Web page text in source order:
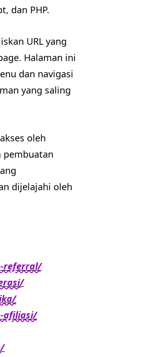
dan PHP.
URL yang
Halaman ini
dan navigasi
yang saling
oleh
pembuatan
dijelajahi oleh
referral/
afiliasi/